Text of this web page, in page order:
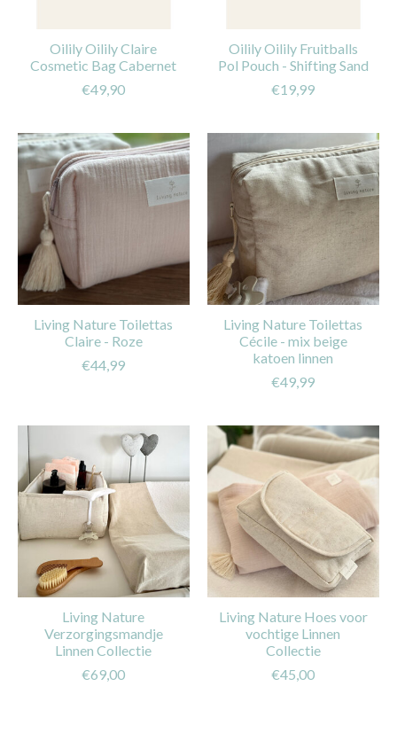
Oilily Oilily Claire
Cosmetic Bag Cabernet
€49,90
Oilily Oilily Fruitballs
Pol Pouch - Shifting Sand
€19,99
Living Nature Toilettas
Claire - Roze
€44,99
Living Nature Toilettas
Cécile - mix beige
katoen linnen
€49,99
Living Nature
Verzorgingsmandje
Linnen Collectie
€69,00
Living Nature Hoes voor
vochtige Linnen
Collectie
€45,00